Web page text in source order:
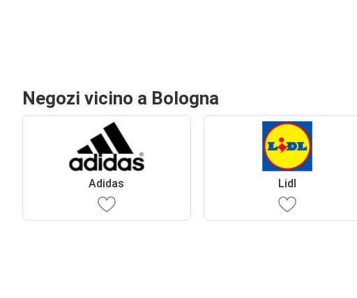
Negozi vicino a Bologna
Adidas Lidl